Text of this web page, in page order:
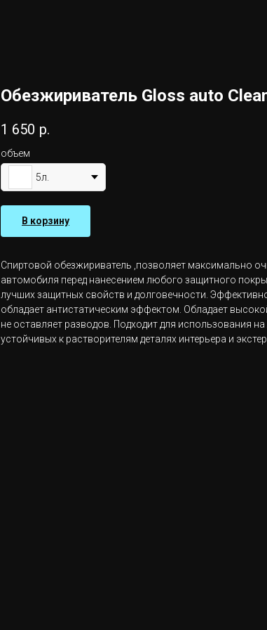
Обезжириватель Gloss auto
1 650 р.
объем
5л.
В корзину
Спиртовой обезжириватель ,позволяет максимально
автомобиля перед нанесением любого защитного
лучших защитных свойств и долговечности.
обладает антистатическим эффектом. Обладает
не оставляет разводов. Подходит для использования
устойчивых к растворителям деталях интерьера и